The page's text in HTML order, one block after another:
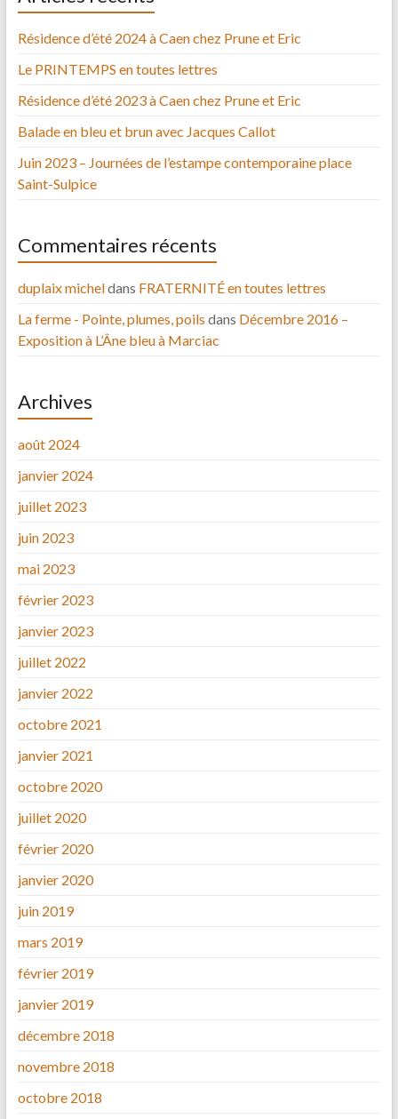
Résidence d’été 2024 à Caen chez Prune et Eric
Le PRINTEMPS en toutes lettres
Résidence d’été 2023 à Caen chez Prune et Eric
Balade en bleu et brun avec Jacques Callot
Juin 2023 – Journées de l’estampe contemporaine place
Saint-Sulpice
Commentaires récents
duplaix micheldans FRATERNITÉ en toutes lettres
La ferme - Pointe, plumes, poils dans Décembre 2016 –
Exposition à L’Âne bleu à Marciac
Archives
août 2024
janvier 2024
juillet 2023
juin 2023
mai 2023
février 2023
janvier 2023
juillet 2022
janvier 2022
octobre 2021
janvier 2021
octobre 2020
juillet 2020
février 2020
janvier 2020
juin 2019
mars 2019
février 2019
janvier 2019
décembre 2018
novembre 2018
octobre 2018